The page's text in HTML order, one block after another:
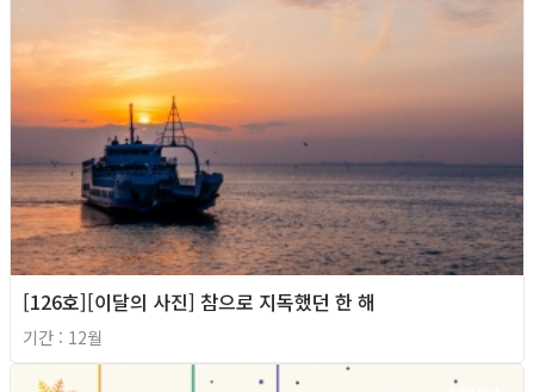
[126호][이달의 사진] 참으로 지독했던 한 해
기간 : 12월